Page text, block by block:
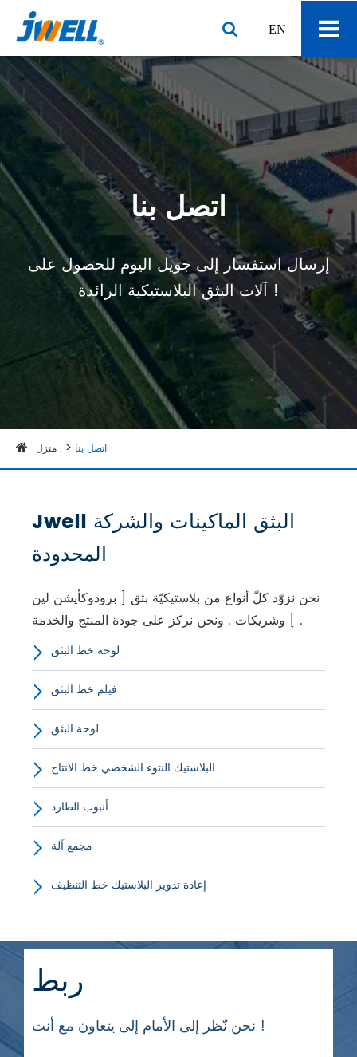
EN
اتصل بنا
إرسال استفسار إلى جويل اليوم للحصول على
آلات البثق البلاستيكية الرائدة !
منزل . اتصل بنا
Jwell البثق الماكينات والشركة
المحدودة
نحن نزوّد كلّ أنواع من بلاستيكيّة بثق [ برودوكأيشن لين
] وشريكات . ونحن نركز على جودة المنتج والخدمة .
لوحة خط البثق
فيلم خط البثق
لوحة البثق
البلاستيك النتوء الشخصي خط الانتاج
أنبوب الطارد
مجمع آلة
إعادة تدوير البلاستيك خط التنظيف
ربط
نحن نّظر إلى الأمام إلى يتعاون مع أنت !